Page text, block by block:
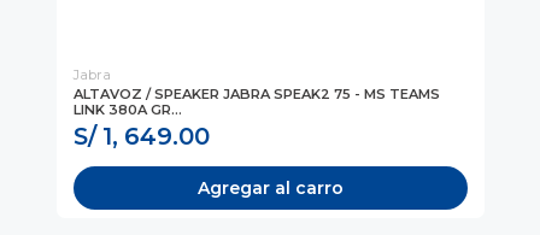
Jabra
ALTAVOZ / SPEAKER JABRA SPEAK2 75 - MS TEAMS
LINK 380A GR...
S/ 1, 649.00
Agregar al carro